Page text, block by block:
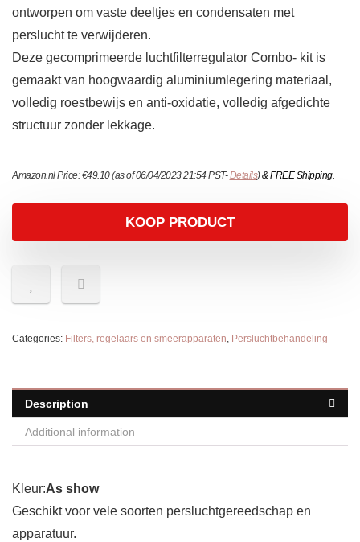
ontworpen om vaste deeltjes en condensaten met
perslucht te verwijderen.
Deze gecomprimeerde luchtfilterregulator Combo- kit is
gemaakt van hoogwaardig aluminiumlegering materiaal,
volledig roestbewijs en anti-oxidatie, volledig afgedichte
structuur zonder lekkage.
Amazon.nl Price:€49.10(as of 06/04/2023 21:54 PST-Details)&FREE Shipping.
KOOP PRODUCT
Categories: Filters, regelaars en smeerapparaten, Persluchtbehandeling
Description
Additional information
Kleur:As show
Geschikt voor vele soorten persluchtgereedschap en
apparatuur.